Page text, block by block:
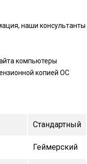
наши консультанты
компьютеры
копией ОС
Стандартный
Геймерский